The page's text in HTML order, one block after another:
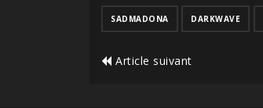
SADMADONA DARKWAVE
Article suivant